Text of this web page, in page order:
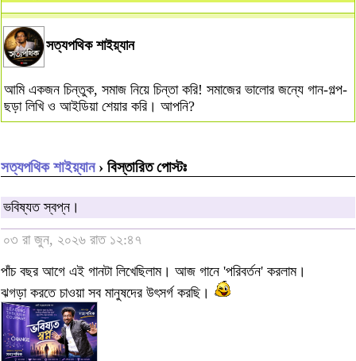
সত্যপথিক শাইয়্যান
আমি একজন চিন্তুক, সমাজ নিয়ে চিন্তা করি! সমাজের ভালোর জন্যে গান-গল্প-
ছড়া লিখি ও আইডিয়া শেয়ার করি। আপনি?
সত্যপথিক শাইয়্যান› বিস্তারিত পোস্টঃ
ভবিষ্যত স্বপ্ন।
০৩ রা জুন, ২০২৬ রাত ১২:৪৭
পাঁচ বছর আগে এই গানটা লিখেছিলাম। আজ গানে 'পরিবর্তন' করলাম।
ঝগড়া করতে চাওয়া সব মানুষদের উৎসর্গ করছি।